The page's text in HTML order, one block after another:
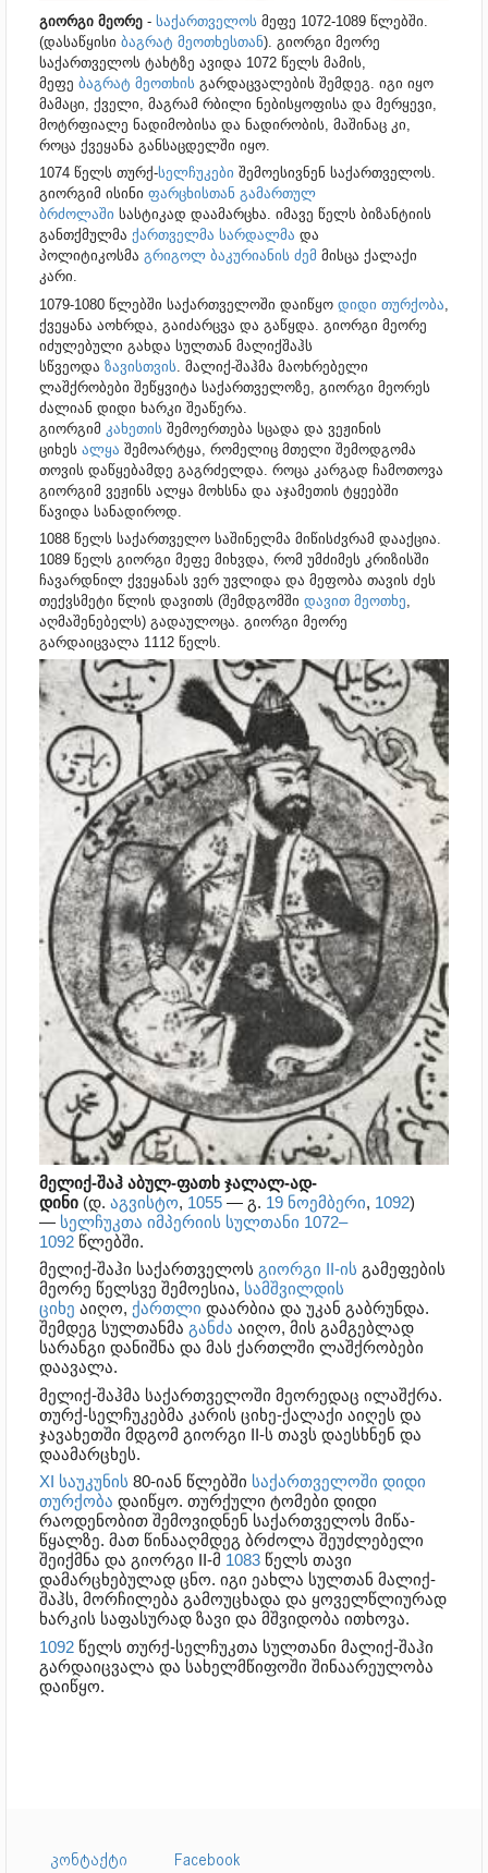
გიორგი მეორე - საქართველოს მეფე 1072-1089 წლებში.
(დასაწყისი ბაგრატ მეოთხესთან). გიორგი მეორე
საქართველოს ტახტზე ავიდა 1072 წელს მამის,
მეფე ბაგრატ მეოთხის გარდაცვალების შემდეგ. იგი იყო
მამაცი, ქველი, მაგრამ რბილი ნებისყოფისა და მერყევი,
მოტრფიალე ნადიმობისა და ნადირობის, მაშინაც კი,
როცა ქვეყანა განსაცდელში იყო.
1074 წელს თურქ-სელჩუკები შემოესივნენ საქართველოს.
გიორგიმ ისინი ფარცხისთან გამართულ
ბრძოლაში სასტიკად დაამარცხა. იმავე წელს ბიზანტიის
განთქმულმა ქართველმა სარდალმა და
პოლიტიკოსმა გრიგოლ ბაკურიანის ძემ მისცა ქალაქი
კარი.
1079-1080 წლებში საქართველოში დაიწყო დიდი თურქობა
ქვეყანა აოხრდა, გაიძარცვა და გაწყდა. გიორგი მეორე
იძულებული გახდა სულთან მალიქშაჰს
სწვეოდა ზავისთვის . მალიქ-შაჰმა მაოხრებელი
ლაშქრობები შეწყვიტა საქართველოზე, გიორგი მეორეს
ძალიან დიდი ხარკი შეაწერა.
გიორგიმ კახეთის შემოერთება სცადა და ვეჟინის
ციხეს ალყა შემოარტყა, რომელიც მთელი შემოდგომა
თოვის დაწყებამდე გაგრძელდა. როცა კარგად ჩამოთოვა
გიორგიმ ვეჟინს ალყა მოხსნა და აჯამეთის ტყეებში
წავიდა სანადიროდ.
1088 წელს საქართველო საშინელმა მიწისძვრამ დააქცია.
1089 წელს გიორგი მეფე მიხვდა, რომ უმძიმეს კრიზისში
ჩავარდნილ ქვეყანას ვერ უვლიდა და მეფობა თავის ძეს
თექვსმეტი წლის დავითს (შემდგომში დავით მეოთხე,
აღმაშენებელს) გადაულოცა. გიორგი მეორე
გარდაიცვალა 1112 წელს.
მელიქ-შაჰ აბულ-ფათხ ჯალალ-ად-
დინი (დ. აგვისტო, 1055 — გ. 19 ნოემბერი, 1092)
— სელჩუკთა იმპერიის სულთანი 1072–
1092 წლებში.
მელიქ-შაჰი საქართველოს გიორგი II-ის გამეფების
მეორე წელსვე შემოესია, სამშვილდის
ციხე აიღო, ქართლი დაარბია და უკან გაბრუნდა.
შემდეგ სულთანმა განძა აიღო, მის გამგებლად
სარანგი დანიშნა და მას ქართლში ლაშქრობები
დაავალა.
მელიქ-შაჰმა საქართველოში მეორედაც ილაშქრა.
თურქ-სელჩუკებმა კარის ციხე-ქალაქი აიღეს და
ჯავახეთში მდგომ გიორგი II-ს თავს დაესხნენ და
დაამარცხეს.
XI საუკუნის 80-იან წლებში საქართველოში დიდი
თურქობა დაიწყო. თურქული ტომები დიდი
რაოდენობით შემოვიდნენ საქართველოს მიწა-
წყალზე. მათ წინააღმდეგ ბრძოლა შეუძლებელი
შეიქმნა და გიორგი II-მ 1083 წელს თავი
დამარცხებულად ცნო. იგი ეახლა სულთან მალიქ-
შაჰს, მორჩილება გამოუცხადა და ყოველწლიურად
ხარკის საფასურად ზავი და მშვიდობა ითხოვა.
1092 წელს თურქ-სელჩუკთა სულთანი მალიქ-შაჰი
გარდაიცვალა და სახელმწიფოში შინაარეულობა
დაიწყო.
კონტაქტი Facebook